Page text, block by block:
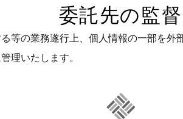
委託先の監督
等の業務遂行上、個人情報の一部を
理いたします。